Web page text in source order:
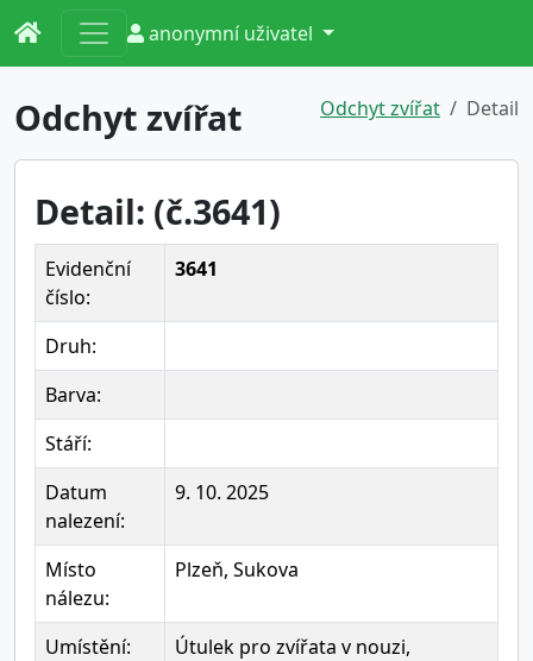
anonymní uživatel
Odchyt zvířat Odchyt zvířat Detail
Detail: (č.3641)
Evidenční
číslo:
3641
Druh:
Barva:
Stáří:
Datum
nalezení:
9. 10. 2025
Místo
nálezu:
Plzeň, Sukova
Umístění:
Útulek pro zvířata v nouzi,